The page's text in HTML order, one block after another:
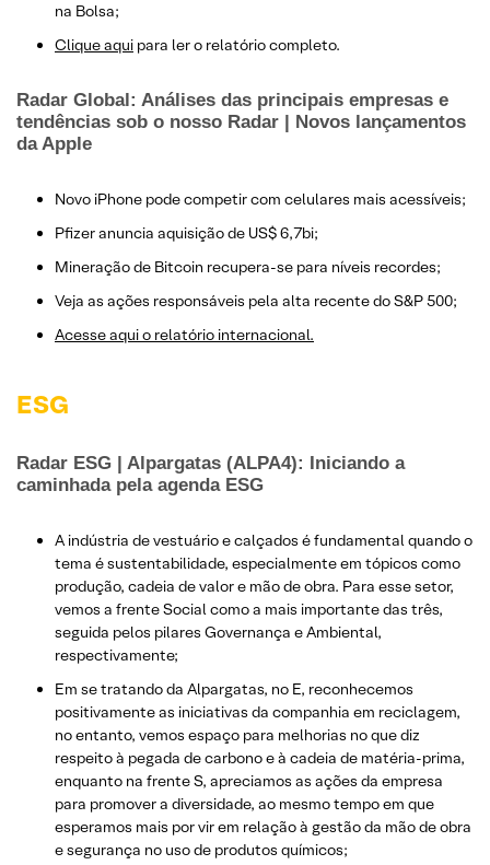
na Bolsa;
Clique aqui para ler o relatório completo.
Radar Global: Análises das principais empresas e
tendências sob o nosso Radar | Novos lançamentos
da Apple
Novo iPhone pode competir com celulares mais acessíveis;
Pfizer anuncia aquisição de US$ 6,7bi;
Mineração de Bitcoin recupera-se para níveis recordes;
Veja as ações responsáveis pela alta recente do S&P 500;
Acesse aqui o relatório internacional.
ESG
Radar ESG | Alpargatas (ALPA4): Iniciando a
caminhada pela agenda ESG
A indústria de vestuário e calçados é fundamental quando o
tema é sustentabilidade, especialmente em tópicos como
produção, cadeia de valor e mão de obra. Para esse setor,
vemos a frente Social como a mais importante das três,
seguida pelos pilares Governança e Ambiental,
respectivamente;
Em se tratando da Alpargatas, no E, reconhecemos
positivamente as iniciativas da companhia em reciclagem,
no entanto, vemos espaço para melhorias no que diz
respeito à pegada de carbono e à cadeia de matéria-prima,
enquanto na frente S, apreciamos as ações da empresa
para promover a diversidade, ao mesmo tempo em que
esperamos mais por vir em relação à gestão da mão de obra
e segurança no uso de produtos químicos;